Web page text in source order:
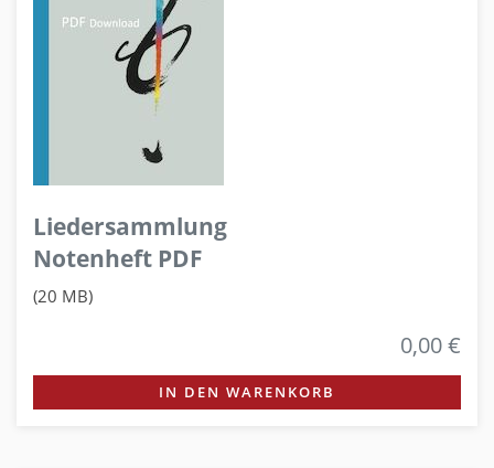
Liedersammlung
Notenheft PDF
(20 MB)
0,00 €
IN DEN WARENKORB